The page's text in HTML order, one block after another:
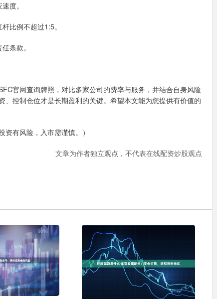
度。
比例不超过1:5。
条款。
官网查询牌照，对比多家公司的费率与服务，并结合自身风险
控制仓位才是长期盈利的关键。希望本文能为您提供有价值的
资有风险，入市需谨慎。）
文章为作者独立观点，不代表在线配资炒股观点